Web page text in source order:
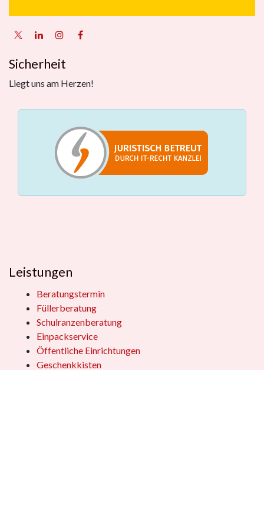
Sicherheit
Liegt uns am Herzen!
Leistungen
Beratungstermin
Füllerberatung
Schulranzenberatung
Einpackservice
Öffentliche Einrichtungen
Geschenkkisten